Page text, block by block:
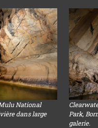
National
dans large
Park,
galerie.